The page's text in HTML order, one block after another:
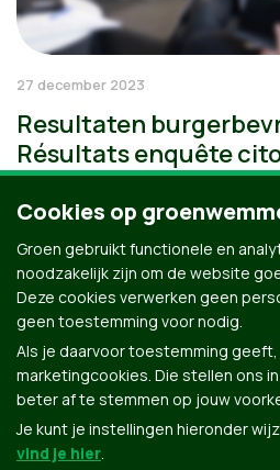
27 december 2023
Resultaten
Résultats enquête
Cookies op
Groen gebruikt functionele en
noodzakelijk zijn om de website
Deze cookies verwerken geen
geen toestemming voor nodig.
Als je daarvoor toestemming geeft,
marketingcookies. Die stellen ons
beter af te stemmen op jouw
Je kunt je instellingen hieronder
vind je hier.